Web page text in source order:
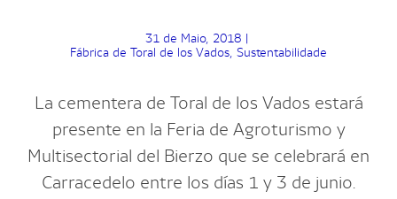
31 de Maio, 2018 |
Fábrica de Toral de los Vados Sustentabilidade
La cementera de Toral de los Vados estará
presente en la Feria de Agroturismo y
Multisectorial del Bierzo que se celebrará en
Carracedelo entre los días 1 y 3 de junio.